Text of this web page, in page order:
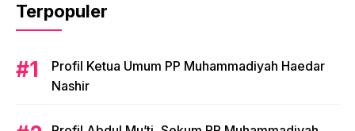
Terpopuler
Profil Ketua Umum PP Muhammadiyah Haedar
Nashir